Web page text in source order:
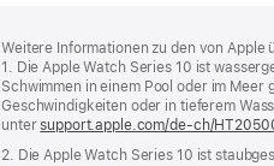
Weitere Informationen zu den von
1. Die Apple Watch Series 10 ist
Schwimmen in einem Pool oder im
Geschwindigkeiten oder in tieferem
untersupport.apple.com/de-ch/
2. Die Apple Watch Series 10 ist